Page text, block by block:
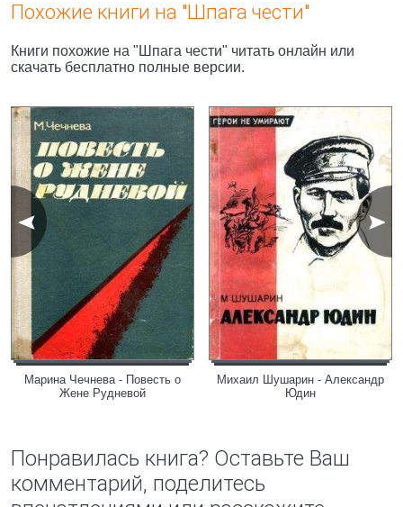
Похожие книги на "Шпага чести"
Книги похожие на "Шпага чести" читать онлайн или
скачать бесплатно полные версии.
Марина Чечнева - Повесть о
Жене Рудневой
Михаил Шушарин - Александр
Юдин
Понравилась книга? Оставьте Ваш
комментарий, поделитесь